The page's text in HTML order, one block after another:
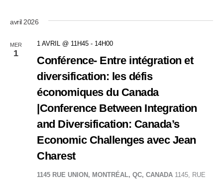
avril 2026
MER
1
Conférence- Entre intégration et
diversification: les défis
économiques du Canada
|Conference Between Integration
and Diversification: Canada’s
Economic Challenges avec Jean
Charest
1 AVRIL @ 11H45 - 14H00
1145 RUE UNION, MONTRÉAL, QC, CANADA 1145, RUE